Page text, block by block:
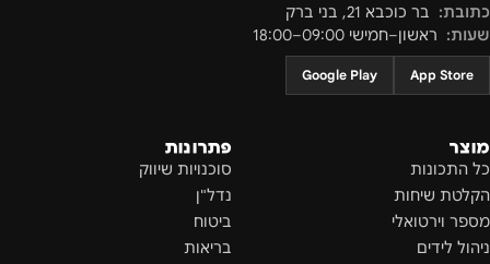
כתובת: בר כוכבא 21 , בני ברק
שעות: ראשון–חמישי 09:00–18:00
App Store
Google Play
מוצר
כל התכונות
הקלטת שיחות
מספר וירטואלי
ניהול לידים
פתרונות
סוכנויות שיווק
נדל"ן
ביטוח
בריאות